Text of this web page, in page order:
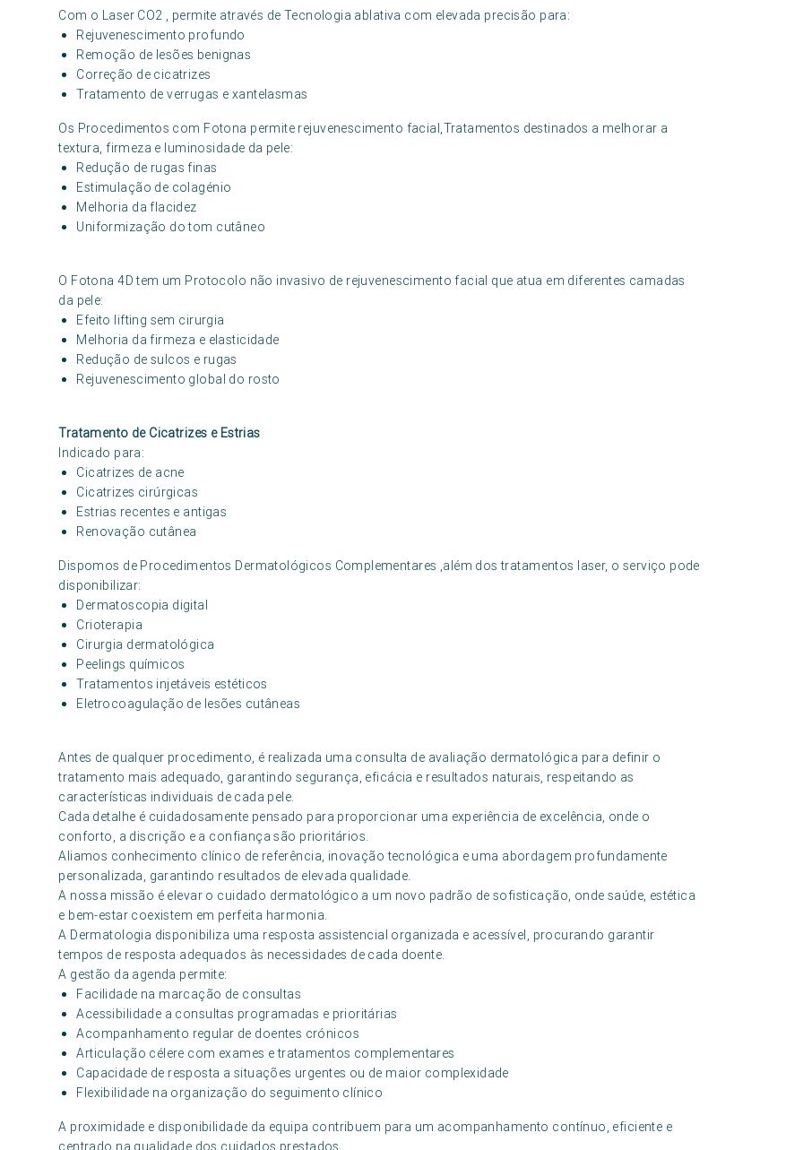
Com o Laser CO2 , permite através de Tecnologia ablativa com elevada precisão para:
Rejuvenescimento profundo
Remoção de lesões benignas
Correção de cicatrizes
Tratamento de verrugas e xantelasmas
Os Procedimentos com Fotona permite rejuvenescimento facial,Tratamentos destinados a melhorar a
textura, firmeza e luminosidade da pele:
Redução de rugas finas
Estimulação de colagénio
Melhoria da flacidez
Uniformização do tom cutâneo
O Fotona 4D tem um Protocolo não invasivo de rejuvenescimento facial que atua em diferentes camadas
da pele:
Efeito lifting sem cirurgia
Melhoria da firmeza e elasticidade
Redução de sulcos e rugas
Rejuvenescimento global do rosto
Tratamento de Cicatrizes e Estrias
Indicado para:
Cicatrizes de acne
Cicatrizes cirúrgicas
Estrias recentes e antigas
Renovação cutânea
Dispomos de Procedimentos Dermatológicos Complementares ,além dos tratamentos laser, o serviço pode
disponibilizar:
Dermatoscopia digital
Crioterapia
Cirurgia dermatológica
Peelings químicos
Tratamentos injetáveis estéticos
Eletrocoagulação de lesões cutâneas
Antes de qualquer procedimento, é realizada uma consulta de avaliação dermatológica para definir o
tratamento mais adequado, garantindo segurança, eficácia e resultados naturais, respeitando as
características individuais de cada pele.
Cada detalhe é cuidadosamente pensado para proporcionar uma experiência de excelência, onde o
conforto, a discrição e a confiança são prioritários.
Aliamos conhecimento clínico de referência, inovação tecnológica e uma abordagem profundamente
personalizada, garantindo resultados de elevada qualidade.
A nossa missão é elevar o cuidado dermatológico a um novo padrão de sofisticação, onde saúde, estética
e bem-estar coexistem em perfeita harmonia.
A Dermatologia disponibiliza uma resposta assistencial organizada e acessível, procurando garantir
tempos de resposta adequados às necessidades de cada doente.
A gestão da agenda permite:
Facilidade na marcação de consultas
Acessibilidade a consultas programadas e prioritárias
Acompanhamento regular de doentes crónicos
Articulação célere com exames e tratamentos complementares
Capacidade de resposta a situações urgentes ou de maior complexidade
Flexibilidade na organização do seguimento clínico
A proximidade e disponibilidade da equipa contribuem para um acompanhamento contínuo, eficiente e
centrado na qualidade dos cuidados prestados.